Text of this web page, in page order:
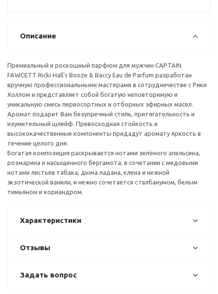
Описание
Премиальный и роскошный парфюм для мужчин CAPTAIN
FAWCETT Ricki Hall's Booze & Baccy Eau de Parfum разработан
вручную профессиональными мастерами в сотрудничестве с Рики
Холлом и представляет собой богатую неповторимую и
уникальную смесь первосортных и отборных эфирных масел.
Аромат подарит Вам безупречный стиль, притягательность и
изумительный шлейф. Превосходная стойкость и
высококачественные компоненты придадут аромату яркость в
течение целого дня.
Богатая композиция раскрывается нотами зелёного апельсина,
розмарина и насыщенного бергамота, в сочетании с медовыми
нотами листьев табака, дыма ладана, клена и нежной
экзотической ванили, и нежно сочетается с галбанумом, белым
тимьяном и кориандром.
Характеристики
Отзывы
Задать вопрос